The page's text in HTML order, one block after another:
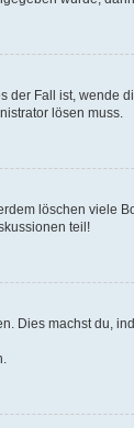
Fall ist, wende
lösen muss.
löschen viele
teil!
Dies machst du,